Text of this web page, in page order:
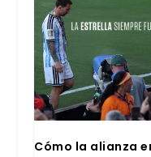
Cómo la alian­za